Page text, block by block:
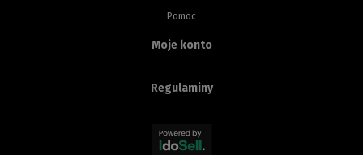
Pomoc
Moje konto
Regulaminy